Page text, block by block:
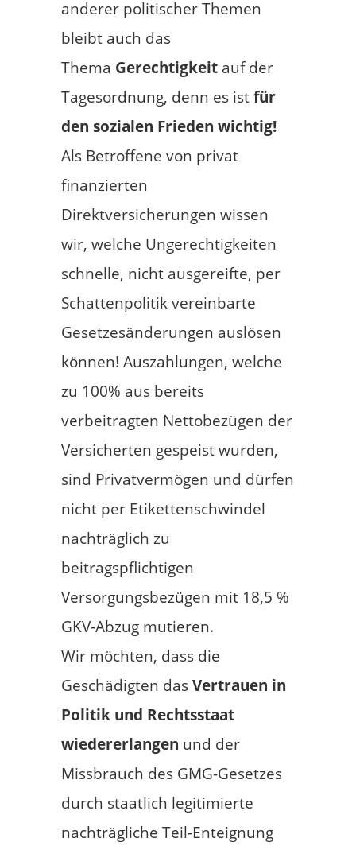
anderer politischer Themen
bleibt auch das
Thema Gerechtigkeitauf der
Tagesordnung, denn es istfür
den sozialen Frieden wichtig!
Als Betroffene von privat
finanzierten
Direktversicherungen wissen
wir, welche Ungerechtigkeiten
schnelle, nicht ausgereifte, per
Schattenpolitik vereinbarte
Gesetzesänderungen auslösen
können! Auszahlungen, welche
zu 100% aus bereits
verbeitragten Nettobezügen der
Versicherten gespeist wurden,
sind Privatvermögen und dürfen
nicht per Etikettenschwindel
nachträglich zu
beitragspflichtigen
Versorgungsbezügen mit 18,5 %
GKV-Abzug mutieren.
Wir möchten, dass die
Geschädigten dasVertrauen in
Politik und Rechtsstaat
wiedererlangen und der
Missbrauch des GMG-Gesetzes
durch staatlich legitimierte
nachträgliche Teil-Enteignung